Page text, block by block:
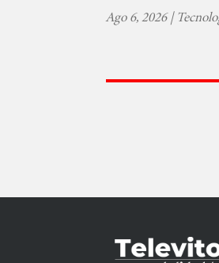
Ago 6, 2026|